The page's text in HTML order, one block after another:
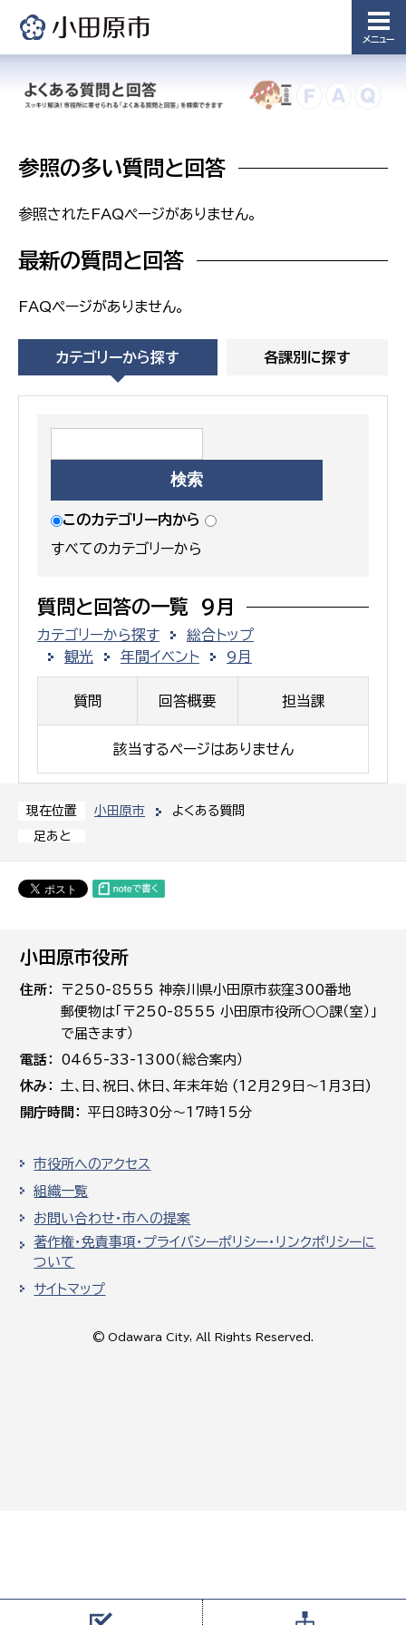
メニュー
備課
浄水管理
会事務局
議会総務
課
現在位置 小田原市
よくある質問
足あと
参照の多い質問と回答
参照されたFAQページがありません。
最新の質問と回答
FAQページがありません。
カテゴリーから探す 各課別に探す
このカテゴリー内から
すべてのカテゴリーから
質問と回答の一覧 9月
カテゴリーから探す
総合トップ
観光
年間イベント 9月
質問 回答概要 担当課
該当するページはありません
小田原市役所
住所
〒250-8555 神奈川県小田原市荻窪300番地
郵便物は「〒250-8555 小田原市役所○○課（室）」
で届きます）
電話
0465-33-1300（総合案内）
休み
土､日､祝日、休日、年末年始 (12月29日～1月3日)
開庁時間
平日8時30分～17時15分
市役所へのアクセス
組織一覧
お問い合わせ・市への提案
著作権・免責事項・プライバシーポリシー・リンクポリシーに
ついて
サイトマップ
© Odawara City, All Rights Reserved.